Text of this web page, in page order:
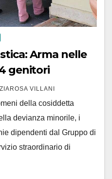
Arma nelle
genitori
VILLANI
della cosiddetta
devianza minorile, i
dipendenti dal Gruppo di
straordinario di